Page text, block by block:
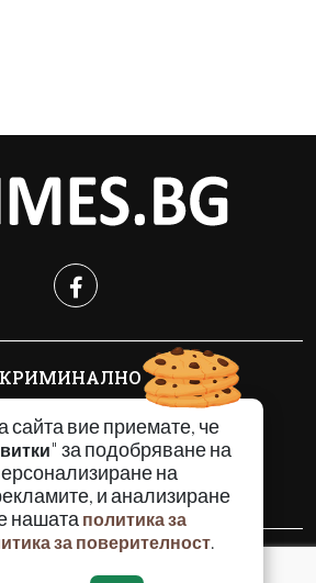
сайта вие приемате, че
" за подобряване на
на
и анализиране
нашата политика за
за поверителност.
КРИМИНАЛНО
ИНЦИДЕНТИ
АНАЛИЗИ
ПО СВЕТА
ТЕМИ
на част или цялото
без разрешение на Медийна